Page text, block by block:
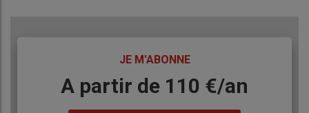
JE M'ABONNE
BodyA partir de 110 €/an